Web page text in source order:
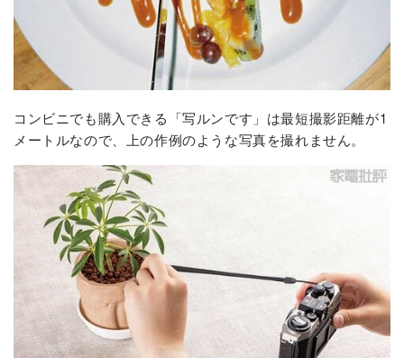
コンビニでも購入できる「写ルンです」は最短撮影距離が1
メートルなので、上の作例のような写真を撮れません。